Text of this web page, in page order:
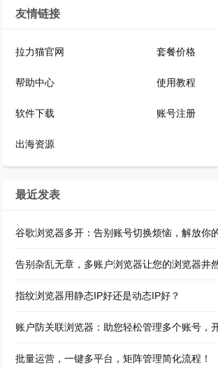
友情链接
拉力猫官网 套餐价格
帮助中心 使用教程
软件下载 账号注册
出海资源
最近发表
谷歌浏览器多开：告别账号切换烦恼，解放你
告别杂乱无章，多账户浏览器让您的浏览器井
指纹浏览器用静态IP好还是动态IP好？
账户防关联浏览器：助您轻松管理多个账号，
批量运营，一键多平台，矩阵管理简化流程！